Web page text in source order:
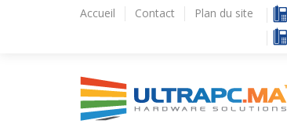
Accueil Contact Plan du site